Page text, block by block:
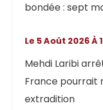
bondée : sept
Mehdi Laribi
France pourrait
extradition
Le 5 Août 2026 À